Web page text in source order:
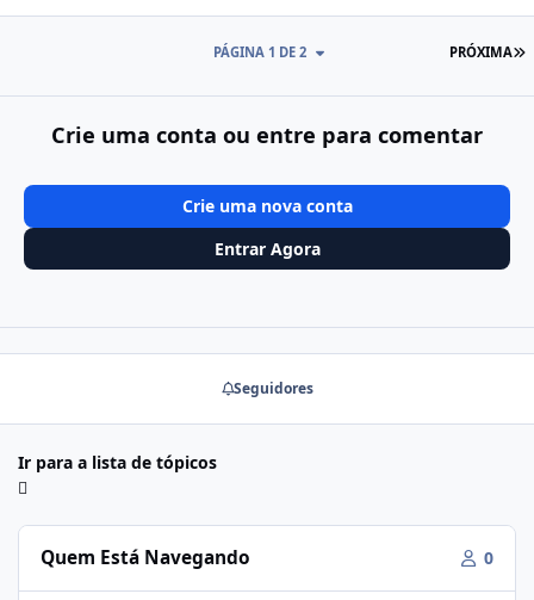
PRÓXIMA
PÁGINA 1 DE 2
Crie uma conta ou entre para comentar
Crie uma nova conta
Entrar Agora
Seguidores
Ir para a lista de tópicos
Quem Está Navegando 0